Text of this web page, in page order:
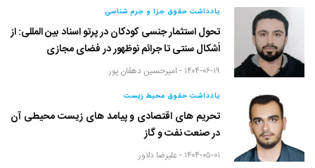
یادداشت حقوق جزا و جرم شناسی
تحول استثمار جنسی کودکان در پرتو اسناد بین المللی: از
اَشکال سنتی تا جرائم نوظهور در فضای مجازی
۱۴۰۴-۰۶-۱۹ - امیرحسین دهقان پور
یادداشت حقوق محیط زیست
تحریم های اقتصادی و پیامد های زیست محیطی آن
در صنعت نفت و گاز
۱۴۰۴-۰۵-۰۱ - علیرضا دلاور